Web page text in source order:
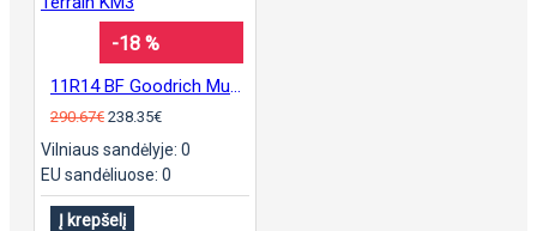
-18 %
290.67€ 238.35€
Vilniaus sandėlyje: 0
EU sandėliuose: 0
Į krepšelį